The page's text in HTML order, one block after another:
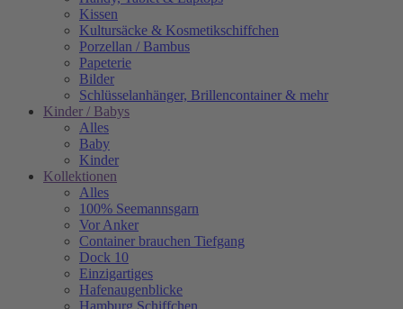
Kissen
Kultursäcke & Kosmetikschiffchen
Porzellan / Bambus
Papeterie
Bilder
Schlüsselanhänger, Brillencontainer & mehr
Kinder / Babys
Alles
Baby
Kinder
Kollektionen
Alles
100% Seemannsgarn
Vor Anker
Container brauchen Tiefgang
Dock 10
Einzigartiges
Hafenaugen­blicke
Hamburg Schiffchen